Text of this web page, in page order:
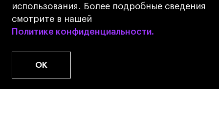
использования. Более подробные сведения
смотрите в нашей
Политике конфиденциальности.
Политике конфиденциальности.
OK
© 2026 БВШД